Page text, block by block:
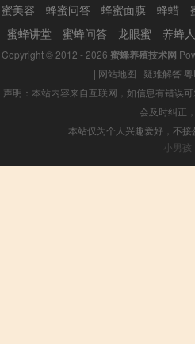
蜜美容
蜂蜜问答 蜂蜜面膜 蜂蜡
蜜蜂讲堂
蜜蜂问答 龙眼蜜 养蜂
Copyright © 2012 - 2026 蜜蜂养殖技术网
| 网站地图 | 疑难解答
声明：本站内容来自互联网，如信息有错误
会及时纠正
本站仅为个人兴趣爱好，不
小男孩